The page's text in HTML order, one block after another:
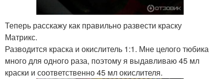
Теперь расскажу как правильно развести краску
Матрикс.
Разводится краска и окислитель 1:1. Мне целого тюбика
много для одного раза, поэтому я выдавливаю 45 мл
краски и соответственно 45 мл окислителя.